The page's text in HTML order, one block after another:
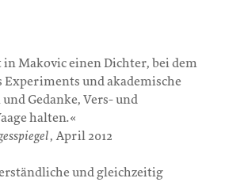
Makovic einen Dichter, bei dem
Experiments und akademische
Gedanke, Vers- und
halten.«
, April 2012
und gleichzeitig